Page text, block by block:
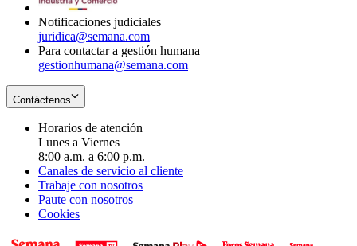
Notificaciones judiciales
juridica@semana.com
Para contactar a gestión humana
gestionhumana@semana.com
Contáctenos
Horarios de atención
Lunes a Viernes
8:00 a.m. a 6:00 p.m.
Canales de servicio al cliente
Trabaje con nosotros
Paute con nosotros
Cookies